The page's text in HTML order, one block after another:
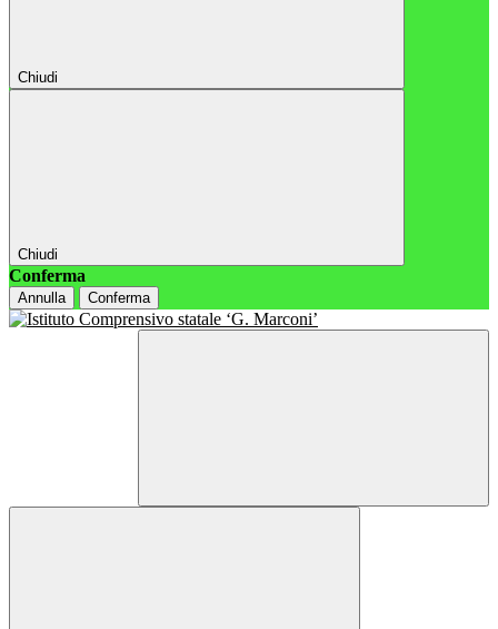
Chiudi
Chiudi
Conferma
Annulla Conferma